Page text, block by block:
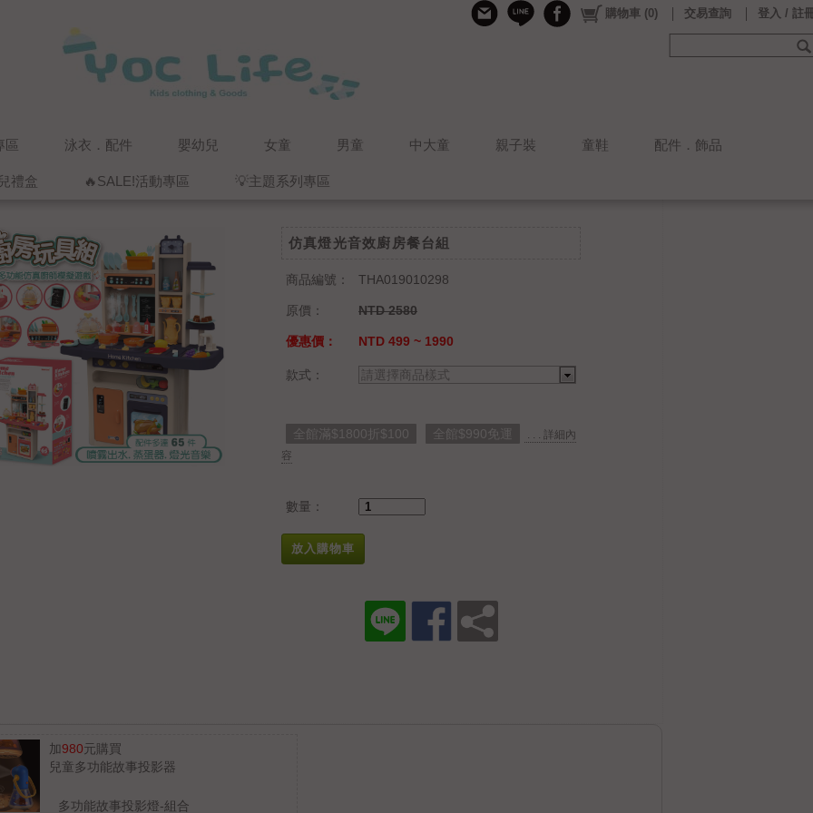
區 泳衣．配件 嬰幼兒 女童 男童 中大童 親子裝 童鞋 配件．飾品
禮盒 🔥SALE!活動專區 💡主題系列專區
購物車 (0) 交易查詢 登入 / 註
仿真燈光音效廚房餐台組
商品編號： THA019010298
原價： NTD 2580
優惠價： NTD 499 ~ 1990
款式： 請選擇商品樣式
全館滿$1800折$100 全館$990免運
. . . 詳細內
容
數量：
放入購物車
加980元購買
兒童多功能故事投影器
多功能故事投影燈-組合